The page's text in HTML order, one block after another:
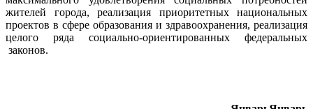
жителей города, реализация приоритетных национальных
проектов в сфере образования и здравоохранения, реализация
целого ряда социально-ориентированных федеральных
законов.